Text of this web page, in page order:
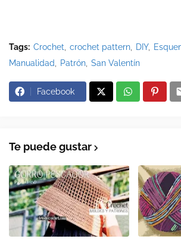
Tags: Crochet crochet pattern DIY
Manualidad
Patrón San Valentín
Facebook
Te puede gustar